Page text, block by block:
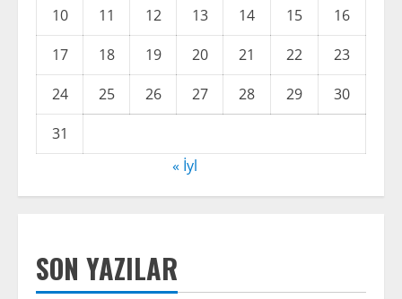
10 11 12 13 14 15
16
17
18 19 20 21 22
23
24
25 26 27 28 29
30
31
« İyl
SON YAZILAR